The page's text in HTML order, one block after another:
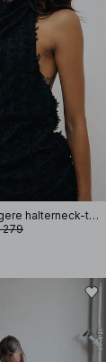
Struktureret længere halterneck-top
279